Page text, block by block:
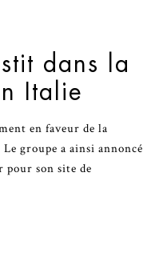
dans la
Italie
en faveur de la
groupe a ainsi annoncé
pour son site de